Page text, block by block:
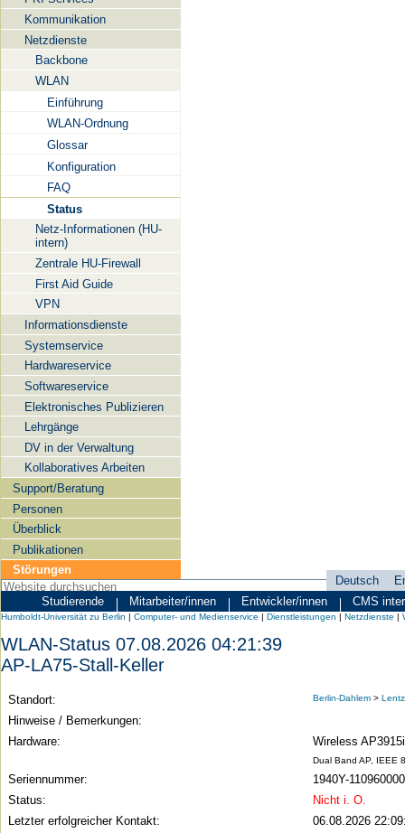
Kommunikation
Netzdienste
Backbone
WLAN
Einführung
WLAN-Ordnung
Glossar
Konfiguration
FAQ
Status
Netz-Informationen (HU-
intern)
Zentrale HU-Firewall
First Aid Guide
VPN
Informationsdienste
Systemservice
Hardwareservice
Softwareservice
Elektronisches Publizieren
Lehrgänge
DV in der Verwaltung
Kollaboratives Arbeiten
Support/Beratung
Personen
Überblick
Publikationen
Störungen
Zielgruppen
Studierende Mitarbeiter/innen Entwickler/innen CMS
Sprachauswahl
Deutsch
Humboldt-Universität zu Berlin | Computer- und Medienservice | Dienstleistungen | Netzdienste |
WLAN-Status 07.08.2026 04:21:39
AP-LA75-Stall-Keller
Standort: Berlin-Dahlem >
Hinweise / Bemerkungen:
Hardware:
Wireless
Dual Band AP, IEEE
Seriennummer:
1940Y-
Status:
Nicht i. O.
Letzter erfolgreicher Kontakt:
06.08.2026